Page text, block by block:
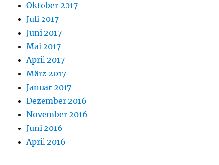
Oktober 2017
Juli 2017
Juni 2017
Mai 2017
April 2017
März 2017
Januar 2017
Dezember 2016
November 2016
Juni 2016
April 2016